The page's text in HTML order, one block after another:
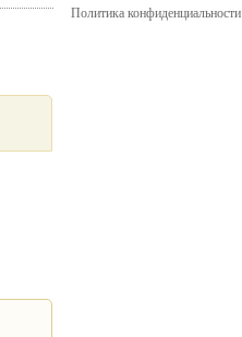
Политика конфиденциальности